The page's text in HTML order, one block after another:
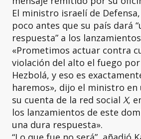
El ministro israelí de
poco antes que su país dará
respuesta” a los
«Prometimos actuar contra
violación del alto el fuego
Hezbolá, y eso es
haremos», dijo el ministro en
su cuenta de la red social X,
los lanzamientos de este
una dura respuesta».